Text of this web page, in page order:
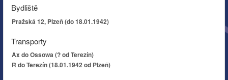
Bydliště
Pražská 12, Plzeň (do 18.01.1942)
Transporty
Ax do Ossowa (? od Terezín)
R do Terezín (18.01.1942 od Plzeň)